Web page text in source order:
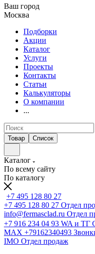
Ваш город
Москва
Подборки
Акции
Каталог
Услуги
Проекты
Контакты
Статьи
Калькуляторы
О компании
...
Товар Список
Каталог
По всему сайту
По каталогу
+7 495 128 80 27
+7 495 128 80 27 Отдел
info@fermasclad.ru Отдел
+7 916 234 04 93 WA и ТГ
MAX +79162340493
IMO Отдел продаж